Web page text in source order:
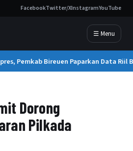
FacebookTwitter/XInstagramYouTube
☰ Menu
Pemkab Bireuen Paparkan Data Riil
Dorong
Pilkada